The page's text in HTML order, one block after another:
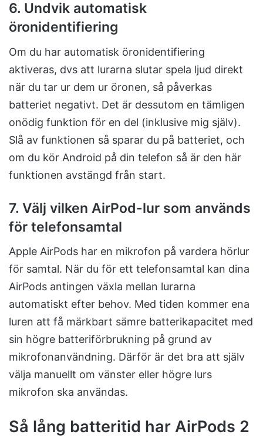
6. Undvik automatisk
öronidentifiering
Om du har automatisk öronidentifiering
aktiveras, dvs att lurarna slutar spela ljud direkt
när du tar ur dem ur öronen, så påverkas
batteriet negativt. Det är dessutom en tämligen
onödig funktion för en del (inklusive mig själv).
Slå av funktionen så sparar du på batteriet, och
om du kör Android på din telefon så är den här
funktionen avstängd från start.
7. Välj vilken AirPod-lur som används
för telefonsamtal
Apple AirPods har en mikrofon på vardera hörlur
för samtal. När du för ett telefonsamtal kan dina
AirPods antingen växla mellan lurarna
automatiskt efter behov. Med tiden kommer ena
luren att få märkbart sämre batterikapacitet med
sin högre batteriförbrukning på grund av
mikrofonanvändning. Därför är det bra att själv
välja manuellt om vänster eller högre lurs
mikrofon ska användas.
Så lång batteritid har AirPods 2